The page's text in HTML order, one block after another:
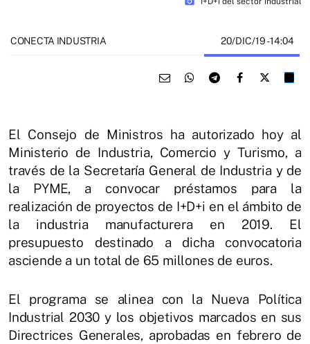
CONECTA INDUSTRIA 20/DIC/19- 14:04
El Consejo de Ministros ha autorizado hoy al
Ministerio de Industria, Comercio y Turismo, a
través de la Secretaría General de Industria y de
la PYME, a convocar préstamos para la
realización de proyectos de I+D+i en el ámbito de
la industria manufacturera en 2019. El
presupuesto destinado a dicha convocatoria
asciende a un total de 65 millones de euros.
El programa se alinea con la Nueva Política
Industrial 2030 y los objetivos marcados en sus
Directrices Generales, aprobadas en febrero de